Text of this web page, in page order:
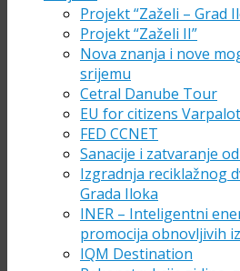
Projekt “Zaželi – Grad
Projekt “Zaželi II”
Nova znanja i nove
srijemu
Cetral Danube Tour
EU for citizens
FED CCNET
Sanacije i zatvaranje
Izgradnja reciklažnog
Grada Iloka
INER – Inteligentni
promocija obnovljivih
IQM Destination